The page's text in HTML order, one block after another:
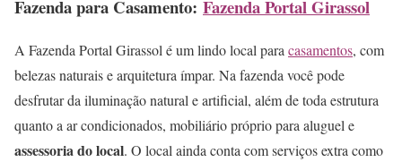
Fazenda para Casamento: Fazenda Portal Girassol
A Fazenda Portal Girassol é um lindo local paracasamentos, com
belezas naturais e arquitetura ímpar. Na fazenda você pode
desfrutar da iluminação natural e artificial, além de toda estrutura
quanto a ar condicionados, mobiliário próprio para aluguel e
assessoria do local. O local ainda conta com serviços extra como